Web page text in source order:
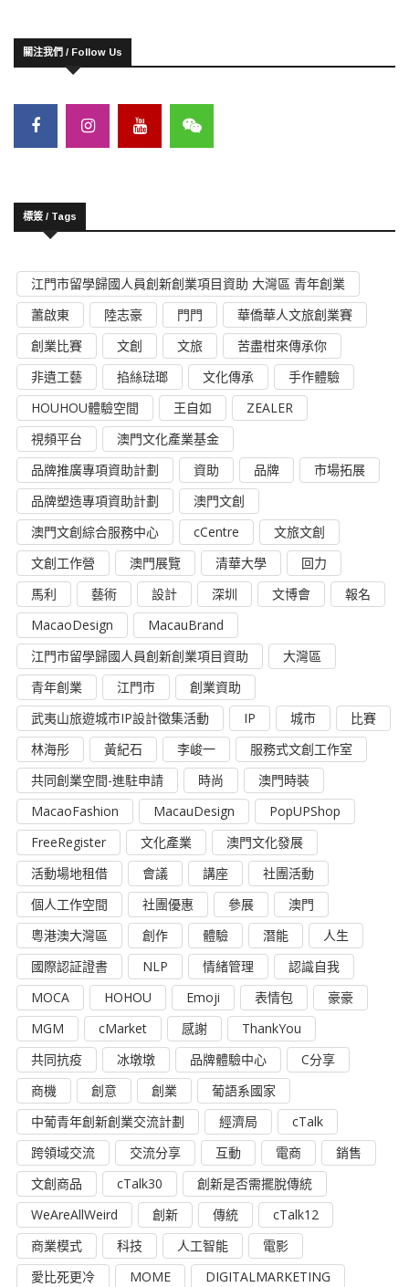
關注我們 / Follow Us
標簽 / Tags
江門市留學歸國人員創新創業項目資助 大灣區 青年創業
蕭啟東
陸志豪 門門
華僑華人文旅創業賽
創業比賽
文創 文旅
苦盡柑來傳承你
非遺工藝
掐絲琺瑯 文化傳承
手作體驗
HOUHOU體驗空間
王自如
ZEALER
視頻平台
澳門文化產業基金
品牌推廣專項資助計劃
資助 品牌
市場拓展
品牌塑造專項資助計劃
澳門文創
澳門文創綜合服務中心
cCentre
文旅文創
文創工作營
澳門展覽 清華大學
回力
馬利
藝術 設計 深圳 文博會
報名
MacaoDesign
MacauBrand
江門市留學歸國人員創新創業項目資助
大灣區
青年創業
江門市
創業資助
武夷山旅遊城市IP設計徵集活動
IP 城市
比賽
林海彤
黃紀石 李峻一
服務式文創工作室
共同創業空間-進駐申請
時尚
澳門時裝
MacaoFashion
MacauDesign
PopUPShop
FreeRegister
文化產業
澳門文化發展
活動場地租借
會議 講座
社團活動
個人工作空間
社團優惠 參展
澳門
粵港澳大灣區
創作 體驗 潛能
人生
國際認証證書
NLP 情緒管理
認識自我
MOCA
HOHOU Emoji 表情包
豪豪
MGM
cMarket 感謝
ThankYou
共同抗疫
冰墩墩 品牌體驗中心
C分享
商機
創意 創業
葡語系國家
中葡青年創新創業交流計劃
經濟局
cTalk
跨領域交流
交流分享 互動 電商
銷售
文創商品
cTalk30
創新是否需擺脫傳統
WeAreAllWeird
創新 傳統
cTalk12
商業模式
科技 人工智能
電影
愛比死更冷
MOME
DIGITALMARKETING